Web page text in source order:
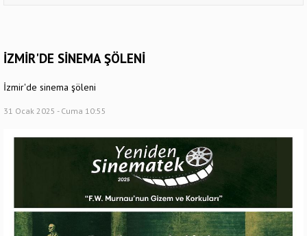
İZMİR'DE SİNEMA ŞÖLENİ
İzmir'de sinema şöleni
31 Ocak 2025 - Cuma 10:55